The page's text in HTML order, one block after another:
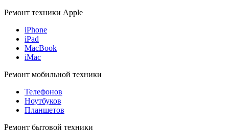
Ремонт техники Apple
iPhone
iPad
MacBook
iMac
Ремонт мобильной техники
Телефонов
Ноутбуков
Планшетов
Ремонт бытовой техники